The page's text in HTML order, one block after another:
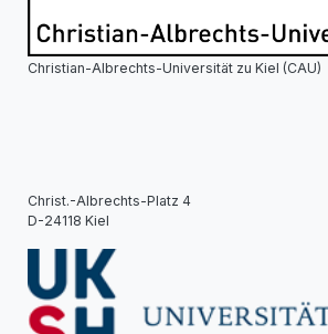
Christian-Albrechts-Universität zu Kiel (CAU)
Christ.-Albrechts-Platz 4
D-24118 Kiel